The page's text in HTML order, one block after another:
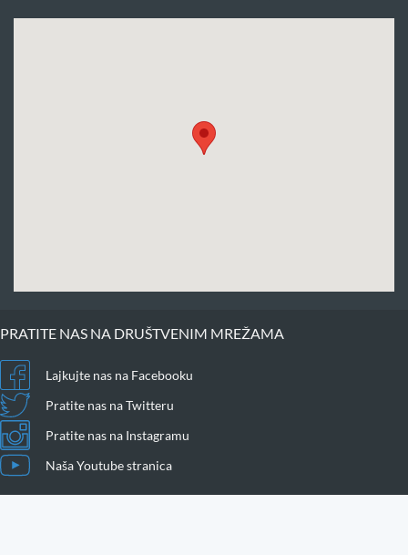
PRATITE NAS NA DRUŠTVENIM MREŽAMA
Lajkujte nas na Facebooku
Pratite nas na Twitteru
Pratite nas na Instagramu
Naša Youtube stranica